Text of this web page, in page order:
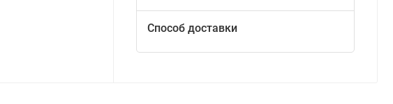
Способ доставки